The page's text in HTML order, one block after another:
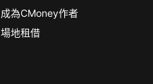
成為CMoney作者
場地租借